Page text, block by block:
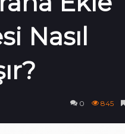
Nasıl
0 845